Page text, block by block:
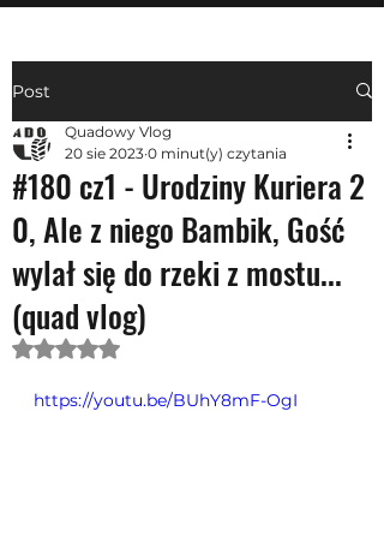
Post
#180 cz1 - Urodziny Kuriera 2
0, Ale z niego Bambik, Gość
wylał się do rzeki z mostu...
(quad vlog)
Quadowy Vlog
20 sie 2023 0 minut(y) czytania
Oceniono na NaN z 5 gwiazdek.
https://youtu.be/BUhY8mF-OgI